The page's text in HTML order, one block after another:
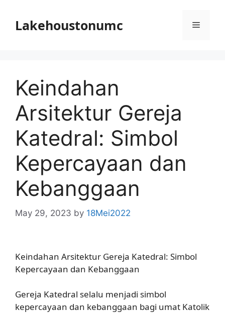
contentLakehoustonumc Menu
Keindahan
Arsitektur Gereja
Katedral: Simbol
Kepercayaan dan
Kebanggaan
May 29, 2023 by 18Mei2022
Keindahan Arsitektur Gereja Katedral: Simbol
Kepercayaan dan Kebanggaan
Gereja Katedral selalu menjadi simbol
kepercayaan dan kebanggaan bagi umat Katolik